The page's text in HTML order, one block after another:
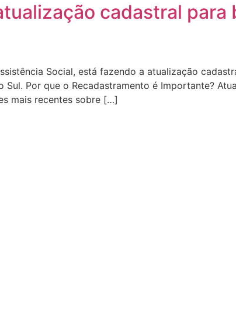
cadastral para
Social, está fazendo a atualização
Por que o Recadastramento é Importante?
mais recentes sobre […]